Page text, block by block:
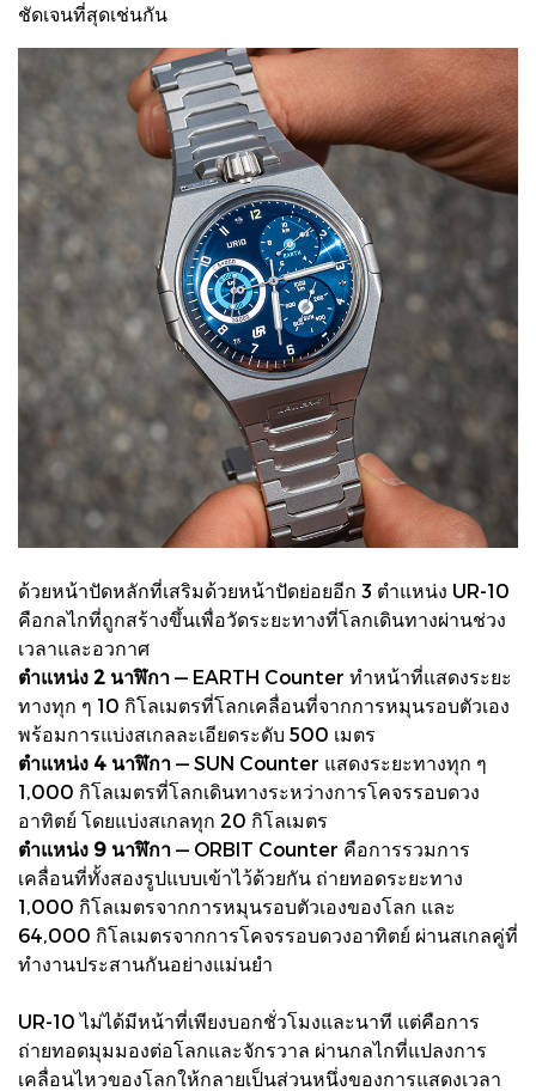
ชัดเจนที่สุดเช่นกัน
ด้วยหน้าปัดหลักที่เสริมด้วยหน้าปัดย่อยอีก 3 ตำแหน่ง UR-10
คือกลไกที่ถูกสร้างขึ้นเพื่อวัดระยะทางที่โลกเดินทางผ่านช่วง
เวลาและอวกาศ
ตำแหน่ง 2 นาฬิกา — EARTH Counter ทำหน้าที่แสดงระยะ
ทางทุก ๆ 10 กิโลเมตรที่โลกเคลื่อนที่จากการหมุนรอบตัวเอง
พร้อมการแบ่งสเกลละเอียดระดับ 500 เมตร
ตำแหน่ง 4 นาฬิกา — SUN Counter แสดงระยะทางทุก ๆ
1,000 กิโลเมตรที่โลกเดินทางระหว่างการโคจรรอบดวง
อาทิตย์ โดยแบ่งสเกลทุก 20 กิโลเมตร
ตำแหน่ง 9 นาฬิกา — ORBIT Counter คือการรวมการ
เคลื่อนที่ทั้งสองรูปแบบเข้าไว้ด้วยกัน ถ่ายทอดระยะทาง
1,000 กิโลเมตรจากการหมุนรอบตัวเองของโลก และ
64,000 กิโลเมตรจากการโคจรรอบดวงอาทิตย์ ผ่านสเกลคู่ที่
ทำงานประสานกันอย่างแม่นยำ
UR-10 ไม่ได้มีหน้าที่เพียงบอกชั่วโมงและนาที แต่คือการ
ถ่ายทอดมุมมองต่อโลกและจักรวาล ผ่านกลไกที่แปลงการ
เคลื่อนไหวของโลกให้กลายเป็นส่วนหนึ่งของการแสดงเวลา